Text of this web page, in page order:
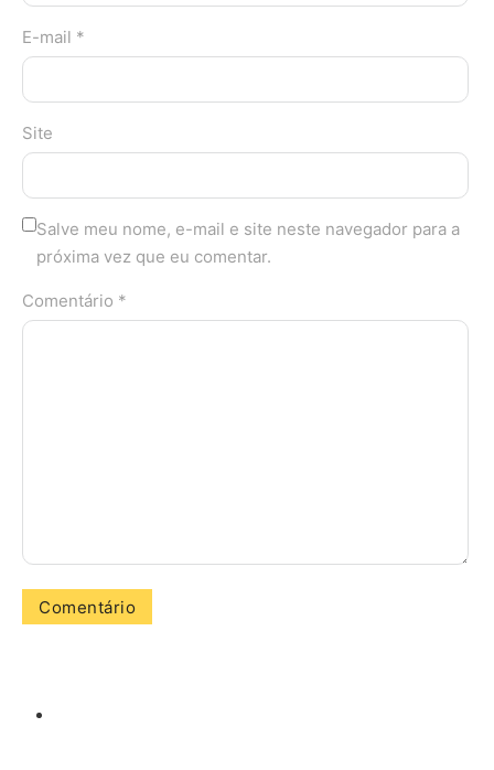
E-mail *
Site
Salve meu nome, e-mail e site neste navegador para a
próxima vez que eu comentar.
Comentário *